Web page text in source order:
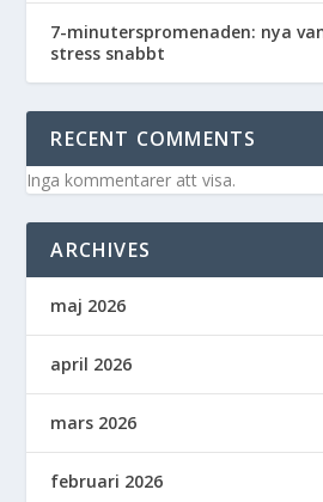
7-minuterspromenaden: nya
stress snabbt
RECENT COMMENTS
Inga kommentarer att visa.
ARCHIVES
maj 2026
april 2026
mars 2026
februari 2026